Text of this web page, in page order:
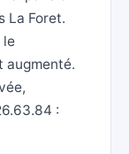
La Foret.
le
augmenté.
: